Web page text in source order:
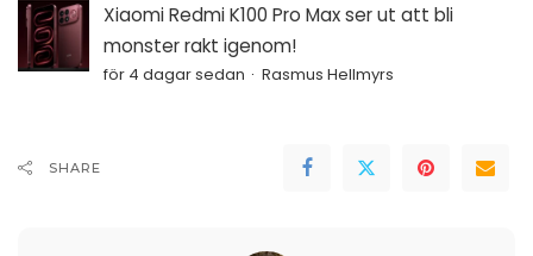
Xiaomi Redmi K100 Pro Max ser ut att bli
monster rakt igenom!
för 4 dagar sedan Rasmus Hellmyrs
SHARE